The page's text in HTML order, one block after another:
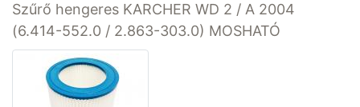
Szűrő hengeres KARCHER WD 2 / A 2004
(6.414-552.0 / 2.863-303.0) MOSHATÓ